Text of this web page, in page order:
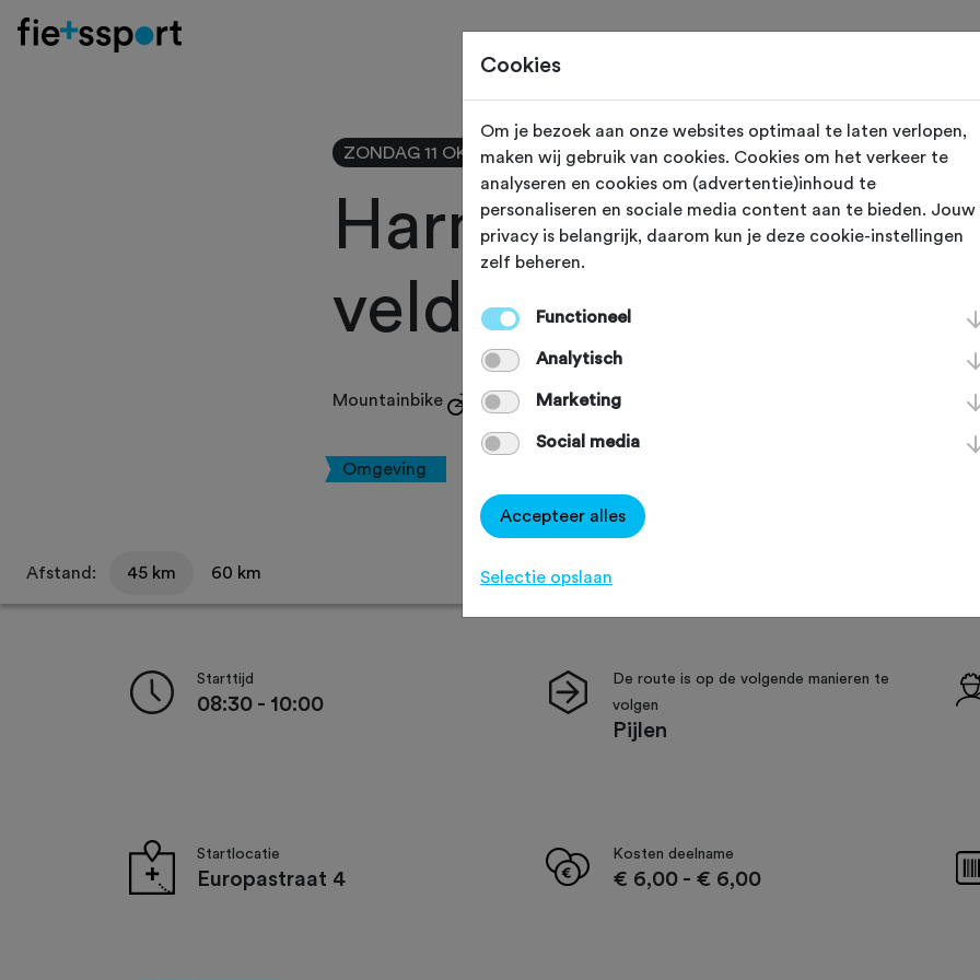
ZONDAG 11 OKT Dinxperlo (Gelderland)
Harm Takke
veldtoertocht 2026
Mountainbike Agenda
Omgeving
Afstand: 45 km 60 km
Starttijd
08:30 - 10:00
De route is op de volgende manieren te
volgen
Pijlen
Startlocatie
Europastraat 4
Kosten deelname
€ 6,00 - € 6,00
Cookies
Om je bezoek aan onze websites optimaal te laten verlopen,
maken wij gebruik van cookies. Cookies om het verkeer te
analyseren en cookies om (advertentie)inhoud te
personaliseren en sociale media content aan te bieden. Jouw
privacy is belangrijk, daarom kun je deze cookie-instellingen
zelf beheren.
Functioneel
Analytisch
Marketing
Social media
Accepteer alles
Selectie opslaan